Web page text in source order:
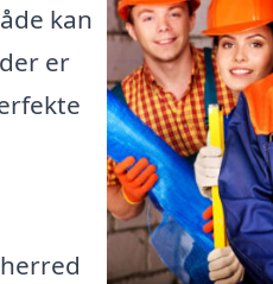
kan
er